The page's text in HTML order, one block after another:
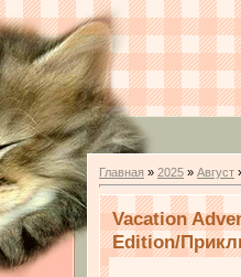
Главная » 2025 » Август
Vacation
Edition/